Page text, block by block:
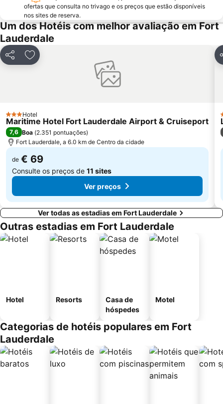
SoBe Unique
The Rock Boat
Miami International Mall
Fort Lauderdale Executive Airport
Bayside District
Florida Grand Opera
Coral Way
The Fort Lauderdale Ghost Tours
Museum of Discovery and Science
Downtown Delray Beach
Lummus Park
ofertas que consulta no trivago e os preços que estão disponíveis
nos sites de reserva.
Um dos Hotéis com melhor avaliação em Fort
Lauderdale
PartilharAdicionar aos favoritos
3 Estrelas
Hotel
Maritime Hotel Fort Lauderdale Airport & Cruiseport
7,6 Boa (2.351 pontuações)
Fort Lauderdale, a 6.0 km de Centro da cidade
de € 69
Consulte os preços de 11 sites
Ver preços
Ver todas as estadias em Fort Lauderdale
Outras estadias em Fort Lauderdale
Hotel Resorts
Casa de
hóspedes
Motel
Categorias de hotéis populares em Fort
Lauderdale